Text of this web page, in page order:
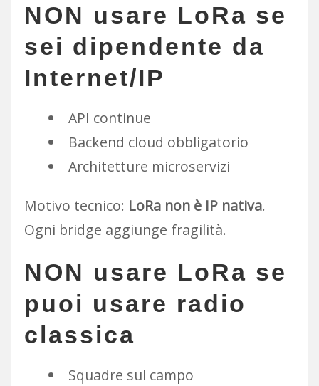
NON usare LoRa se
sei dipendente da
Internet/IP
API continue
Backend cloud obbligatorio
Architetture microservizi
Motivo tecnico: LoRa non è IP nativa.
Ogni bridge aggiunge fragilità.
NON usare LoRa se
puoi usare radio
classica
Squadre sul campo